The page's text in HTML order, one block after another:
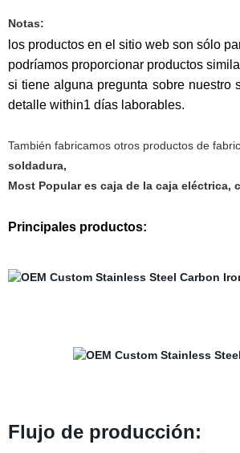
Notas:
los productos en el sitio web son sólo
podríamos proporcionar productos
si tiene alguna pregunta sobre nuestro
detalle within1 días laborables.
También fabricamos otros productos de
soldadura,
Most Popular es caja de la caja eléctrica,
Principales productos:
Flujo de producción: